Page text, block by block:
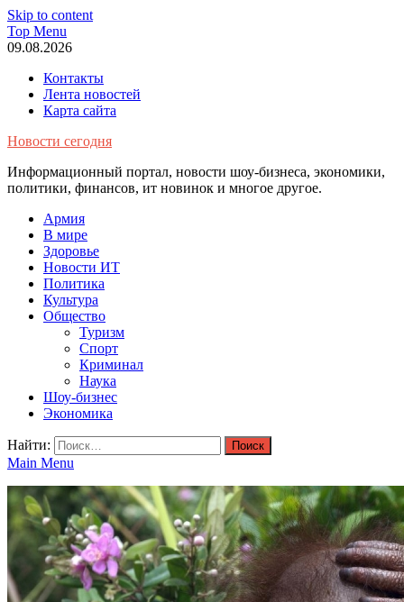
Skip to content
Top Menu
09.08.2026
Контакты
Лента новостей
Карта сайта
Новости сегодня
Информационный портал, новости шоу-бизнеса, экономики,
политики, финансов, ит новинок и многое другое.
Армия
В мире
Здоровье
Новости ИТ
Политика
Культура
Общество
Туризм
Спорт
Криминал
Наука
Шоу-бизнес
Экономика
Найти:
Main Menu